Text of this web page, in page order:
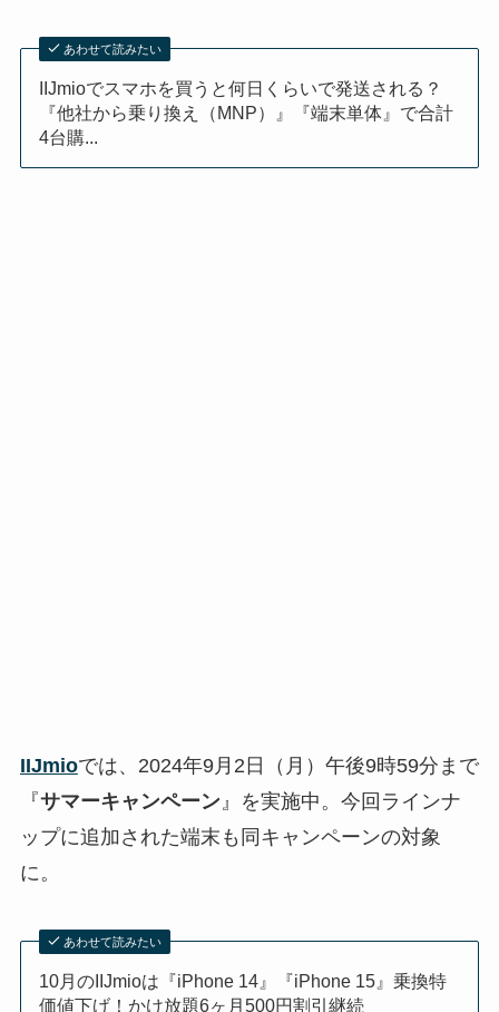
あわせて読みたい
IIJmioでスマホを買うと何日くらいで発送される？
『他社から乗り換え（MNP）』『端末単体』で合計
4台購...
IIJmioでは、2024年9月2日（月）午後9時59分まで
『サマーキャンペーン』を実施中。今回ラインナ
ップに追加された端末も同キャンペーンの対象
に。
あわせて読みたい
10月のIIJmioは『iPhone 14』『iPhone 15』乗換特
価値下げ！かけ放題6ヶ月500円割引継続